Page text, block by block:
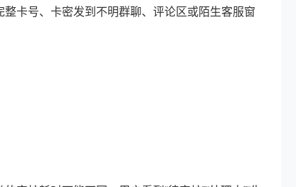
卡号、卡密发到不明群聊、评论区或陌生客服窗